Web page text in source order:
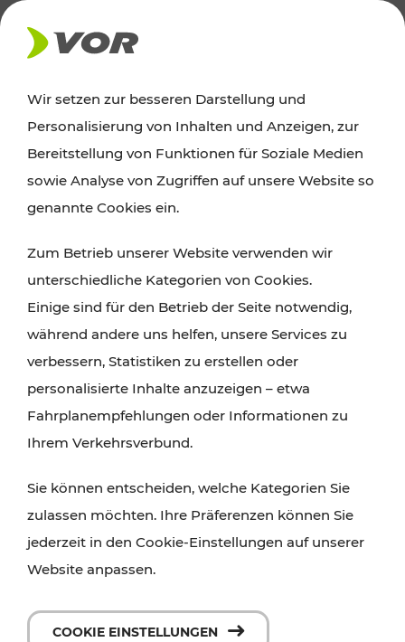
AKTUELLES
Ausflugstipps
Wien, Niederösterreich und das Burgenland
Wanderungen, Kultur und Gastronomie,
Radtouren oder purer Naturgenuss – viele
Attraktionen sind mit den Ticket- und Fahrplan-
Angeboten des VOR gut und schnell erreichbar.
Wir setzen zur besseren Darstellung und
Personalisierung von Inhalten und Anzeigen, zur
Bereitstellung von Funktionen für Soziale Medien
sowie Analyse von Zugriffen auf unsere Website so
genannte Cookies ein.
Zum Betrieb unserer Website verwenden wir
unterschiedliche Kategorien von Cookies.
Einige sind für den Betrieb der Seite notwendig,
während andere uns helfen, unsere Services zu
verbessern, Statistiken zu erstellen oder
personalisierte Inhalte anzuzeigen – etwa
Fahrplanempfehlungen oder Informationen zu
Ihrem Verkehrsverbund.
Sie können entscheiden, welche Kategorien Sie
zulassen möchten. Ihre Präferenzen können Sie
jederzeit in den Cookie-Einstellungen auf unserer
Website anpassen.
COOKIE EINSTELLUNGEN